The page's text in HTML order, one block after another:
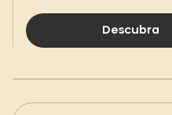
Descubra